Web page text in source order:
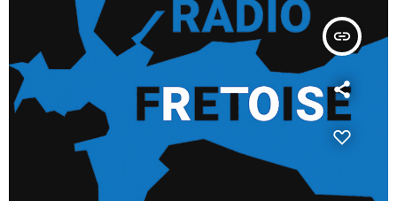
insert_link